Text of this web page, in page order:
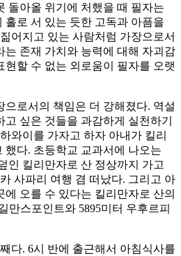
돌아올 위기에 처했을 때 필자는
홀로 서 있는 듯한 고독과 아픔을
어지고 있는 사람처럼 가장으로서
는 존재 가치와 능력에 대해 자괴감
현할 수 없는 외로움이 필자를 오랫
으로서의 책임은 더 강해졌다. 역설
싶은 것들을 과감하게 실천하기
와이를 가자고 하자 아내가 킬리
했다. 초등학교 교과서에 나오는
인 킬리만자로 산 정상까지 가고
사파리 여행 겸 떠났다. 그리고 아
오를 수 있다는 킬리만자로 산의
만스포인트와 5895미터 우후르피
다. 6시 반에 출근해서 아침식사를